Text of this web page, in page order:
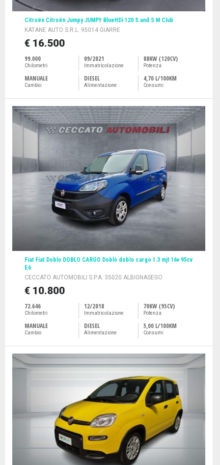
Citroën Citroën Jumpy JUMPY BlueHDi 120 S and S M Club
KATANE AUTO S.R.L. 95014 GIARRE
€ 16.500
99.000
Chilometri
09/2021
Immatricolazione
88KW (120CV)
Potenza
MANUALE
Cambio
DIESEL
Alimentazione
4,70 L/100KM
Consumi
Fiat Fiat Doblo DOBLO CARGO Doblò doblo cargo 1.3 mjt 16v 95cv
E6
CECCATO AUTOMOBILI S.P.A. 35020 ALBIGNASEGO
€ 10.800
72.646
Chilometri
12/2018
Immatricolazione
70KW (95CV)
Potenza
MANUALE
Cambio
DIESEL
Alimentazione
5,00 L/100KM
Consumi